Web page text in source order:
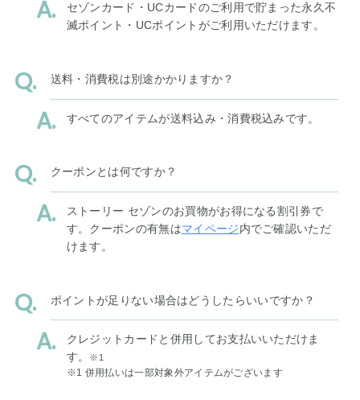
セゾンカード・UCカードのご利用で貯まった永久不
滅ポイント・UCポイントがご利用いただけます。
送料・消費税は別途かかりますか？
すべてのアイテムが送料込み・消費税込みです。
クーポンとは何ですか？
ストーリー セゾンのお買物がお得になる割引券で
す。クーポンの有無はマイページ内でご確認いただ
けます。
ポイントが足りない場合はどうしたらいいですか？
クレジットカードと併用してお支払いいただけま
す。
※1
※1 併用払いは一部対象外アイテムがございます